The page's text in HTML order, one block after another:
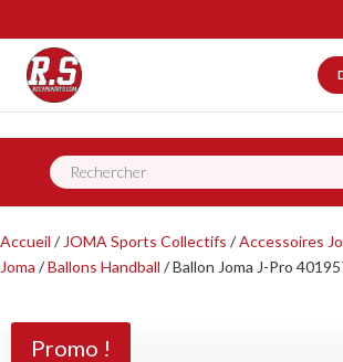
Recherche
de
Accueil / JOMA Sports Collectifs /Accessoires
Joma /Ballons Handball / Ballon Joma J-Pro
Promo !